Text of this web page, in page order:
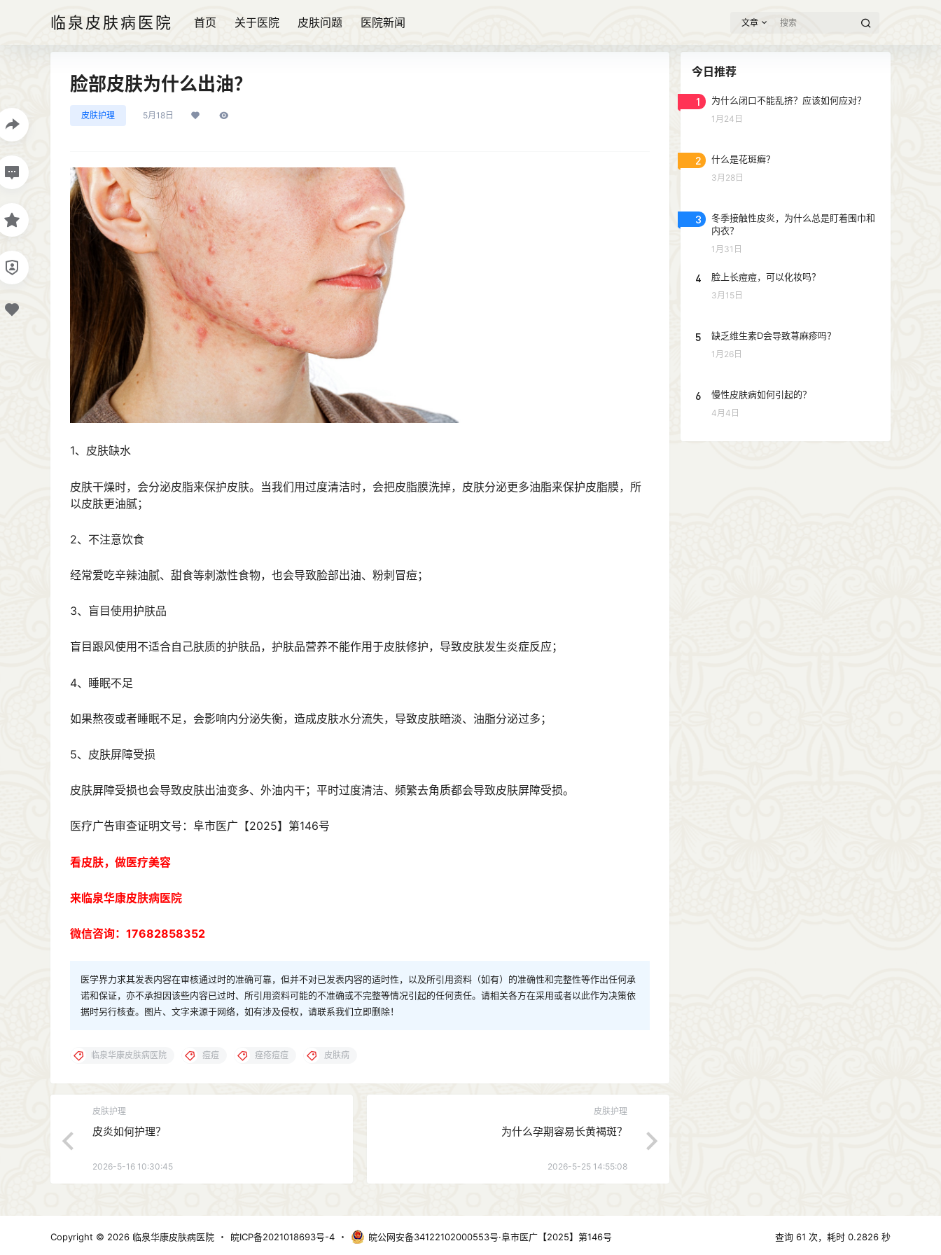
临泉皮肤病医院 首页 关于医院 皮肤问题 医院新闻 文章
脸部皮肤为什么出油？
皮肤护理 5月18日
1、皮肤缺水
皮肤干燥时，会分泌皮脂来保护皮肤。当我们用过度清洁时，会把皮脂膜洗掉，皮肤分泌更多油脂来保护皮脂膜，所
以皮肤更油腻；
2、不注意饮食
经常爱吃辛辣油腻、甜食等刺激性食物，也会导致脸部出油、粉刺冒痘；
3、盲目使用护肤品
盲目跟风使用不适合自己肤质的护肤品，护肤品营养不能作用于皮肤修护，导致皮肤发生炎症反应；
4、睡眠不足
如果熬夜或者睡眠不足，会影响内分泌失衡，造成皮肤水分流失，导致皮肤暗淡、油脂分泌过多；
5、皮肤屏障受损
皮肤屏障受损也会导致皮肤出油变多、外油内干；平时过度清洁、频繁去角质都会导致皮肤屏障受损。
医疗广告审查证明文号：阜市医广【2025】第146号
看皮肤，做医疗美容
来临泉华康皮肤病医院
微信咨询：17682858352
医学界力求其发表内容在审核通过时的准确可靠，但并不对已发表内容的适时性，以及所引用资料（如有）的准确性和完整性等作出任何承
诺和保证，亦不承担因该些内容已过时、所引用资料可能的不准确或不完整等情况引起的任何责任。请相关各方在采用或者以此作为决策依
据时另行核查。图片、文字来源于网络，如有涉及侵权，请联系我们立即删除！
临泉华康皮肤病医院 痘痘 痤疮痘痘 皮肤病
皮肤护理
皮炎如何护理？
2026-5-16 10:30:45
皮肤护理
为什么孕期容易长黄褐斑？
2026-5-25 14:55:08
今日推荐
1 为什么闭口不能乱挤？应该如何应对？
1月24日
2 什么是花斑癣？
3月28日
3
冬季接触性皮炎，为什么总是盯着围巾和
内衣？
1月31日
4 脸上长痘痘，可以化妆吗？
3月15日
5 缺乏维生素D会导致荨麻疹吗？
1月26日
6 慢性皮肤病如何引起的？
4月4日
Copyright © 2026 临泉华康皮肤病医院 ・ 皖ICP备2021018693号-4 ・ 皖公网安备34122102000553号·阜市医广【2025】第146号 查询 61 次，耗时 0.2826 秒